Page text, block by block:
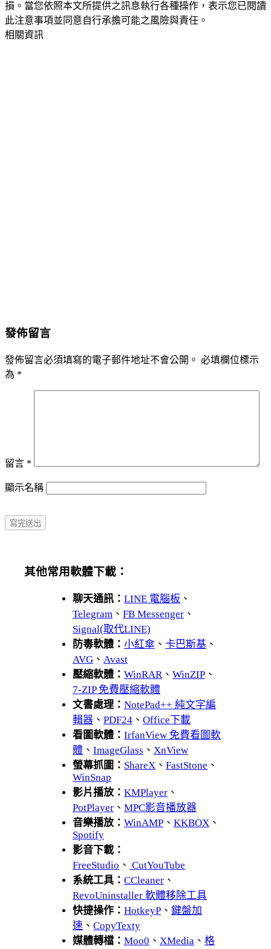
損。當您依照本文所提供之訊息執行各種操作，表示您已閱讀
此注意事項並同意自行承擔可能之風險與責任。
相關資訊
發佈留言
發佈留言必須填寫的電子郵件地址不會公開。 必填欄位標示
為 *
留言 *
顯示名稱
其他常用軟體下載：
聊天通訊： LINE 電腦板 、
Telegram 、 FB Messenger 、
Signal(取代LINE)
防毒軟體： 小紅傘 、 卡巴斯基 、
AVG 、 Avast
壓縮軟體： WinRAR、 WinZIP 、
7-ZIP 免費壓縮軟體
文書處理： NotePad++ 純文字編
輯器 、 PDF24 、 Office下載
看圖軟體： IrfanView 免費看圖軟
體 、 ImageGlass 、 XnView
螢幕抓圖： ShareX 、 FastStone 、
WinSnap
影片播放： KMPlayer 、
PotPlayer 、 MPC影音播放器
音樂播放： WinAMP 、 KKBOX 、
Spotify
影音下載：
FreeStudio 、 CutYouTube
系統工具： CCleaner 、
RevoUninstaller 軟體移除工具
快捷操作： HotkeyP 、 鍵盤加
速 、 CopyTexty
媒體轉檔： Moo0 、 XMedia 、 格